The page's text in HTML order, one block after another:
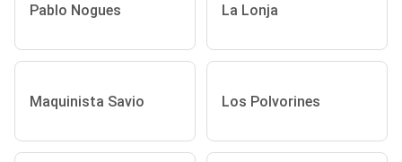
Pablo Nogues La Lonja
Maquinista Savio Los Polvorines